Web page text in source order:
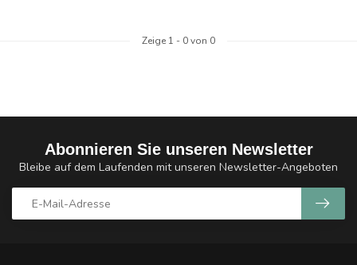
Zeige 1 - 0von 0
Abonnieren Sie unseren Newsletter
Bleibe auf dem Laufenden mit unseren Newsletter-Angeboten